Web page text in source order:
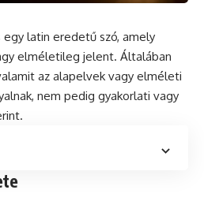
egy latin eredetű szó, amely
elméletileg jelent. Általában
az alapelvek vagy elméleti
nem pedig gyakorlati vagy